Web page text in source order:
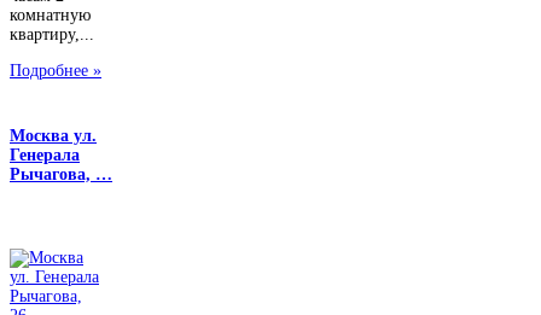
комнатную
квартиру,...
Подробнее »
Москва ул.
Генерала
Рычагова, …